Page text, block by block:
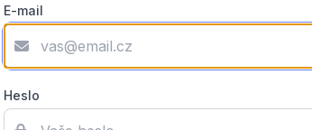
E-mail
Heslo